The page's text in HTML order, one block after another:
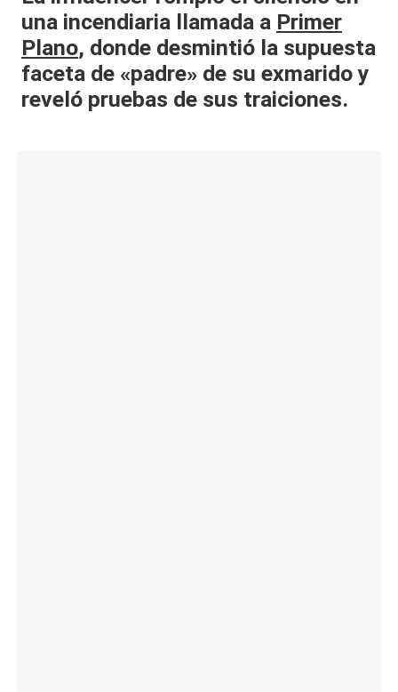
al
it
y
una incendiaria llamada a Primer
Plano, donde desmintió la supuesta
faceta de «padre» de su exmarido y
reveló pruebas de sus traiciones.